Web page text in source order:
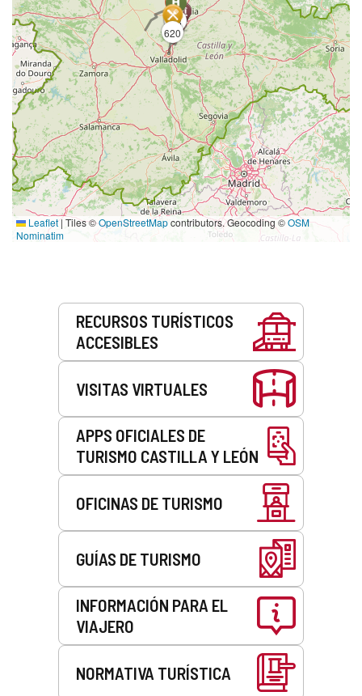
88
168
620
Leaflet| Tiles ©OpenStreetMapcontributors. Geocoding ©OSM
Nominatim
RECURSOS TURÍSTICOS
ACCESIBLES
VISITAS VIRTUALES
APPS OFICIALES DE
TURISMO CASTILLA Y LEÓN
OFICINAS DE TURISMO
GUÍAS DE TURISMO
INFORMACIÓN PARA EL
VIAJERO
NORMATIVA TURÍSTICA